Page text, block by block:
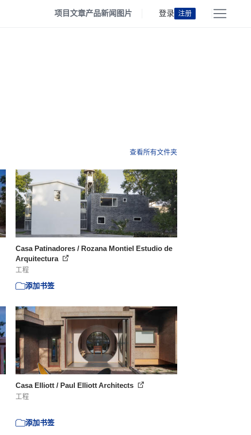
项目文章产品新闻 图片 登录 注册
查看所有文件夹
Casa Patinadores / Rozana Montiel Estudio de
Arquitectura
工程
添加书签
Casa Elliott / Paul Elliott Architects
工程
添加书签